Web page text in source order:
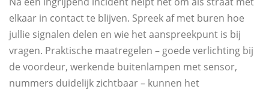
elkaar in contact te blijven. Spreek af met buren hoe
jullie signalen delen en wie het aanspreekpunt is bij
vragen. Praktische maatregelen – goede verlichting bij
de voordeur, werkende buitenlampen met sensor,
nummers duidelijk zichtbaar – kunnen het